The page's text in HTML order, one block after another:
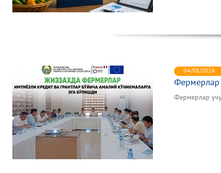
04/08/2026
Фермерлар
Фермерлар